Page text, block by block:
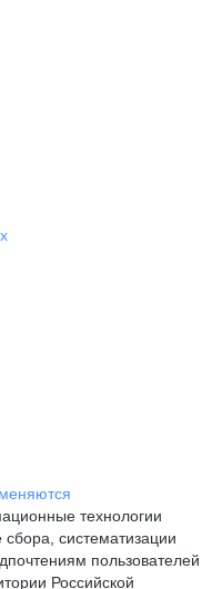
технологии
систематизации
пользователей
Российской